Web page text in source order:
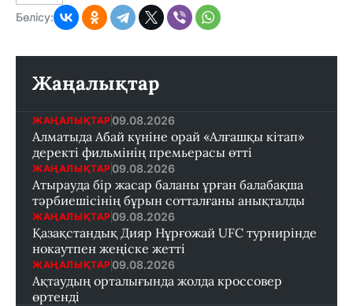
Бөлісу:
Жаңалықтар
ЖАҢАЛЫҚТАР 09.08.2026
Алматыда Абай күніне орай «Алғашқы кітап»
деректі фильмінің премьерасы өтті
ЖАҢАЛЫҚТАР 09.08.2026
Атырауда бір жасар баланы ұрған балабақша
тәрбиешісінің бұрын сотталғаны анықталды
ЖАҢАЛЫҚТАР 09.08.2026
Қазақстандық Дияр Нұрғожай UFC турнирінде
нокаутпен жеңіске жетті
ЖАҢАЛЫҚТАР 09.08.2026
Ақтаудың орталығында жолда кроссовер
өртенді